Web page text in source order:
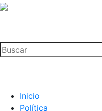
La
Buitre
Inicio
Política